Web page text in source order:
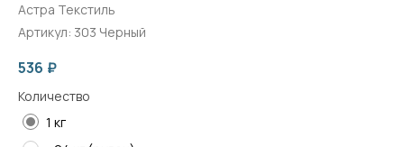
Астра Текстиль
Артикул: 303 Черный
536 ₽
Количество
1 кг